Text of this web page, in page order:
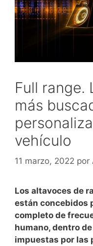
Full range.
más
vehículo
11 marzo, 2022 por
Los altavoces de
están concebidos
completo de
humano, dentro
impuestas por las